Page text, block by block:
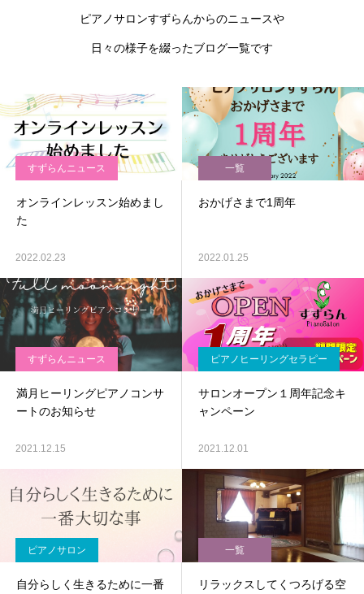
ピアノサロンすずらんからのニュースや
日々の様子を綴ったブログ一覧です
すずらんニュース
オンラインレッスン始めまし
た
2022.02.23
一覧
おかげさまで1周年
2022.01.25
すずらんニュース
満月ヒーリングピアノコンサ
ートのお知らせ
2021.12.15
ピアノヒーリングセラピー
サロンオープン１周年記念キ
ャンペーン
2021.12.01
ピアノサロン
自分らしく生きるために一番
一覧
リラックスしてくつろげる空